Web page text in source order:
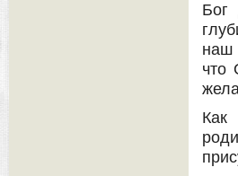
Бог
наш
что